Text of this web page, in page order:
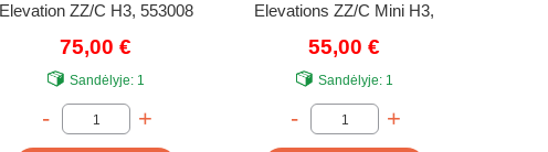
Elevation ZZ/C H3, 553008
75,00 €
Sandėlyje:1
- +
Elevations ZZ/C Mini H3,
55,00 €
Sandėlyje:1
- +